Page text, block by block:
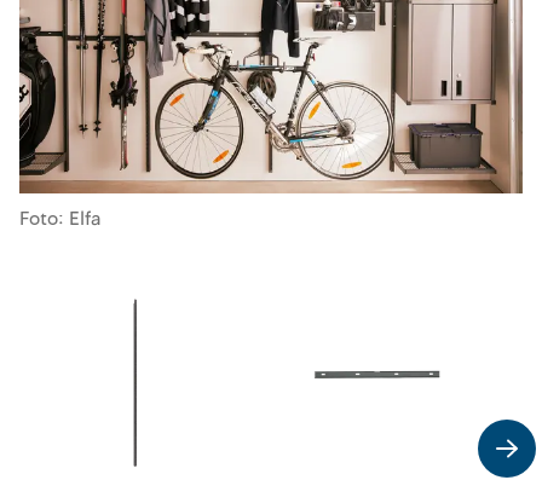
Foto: Elfa